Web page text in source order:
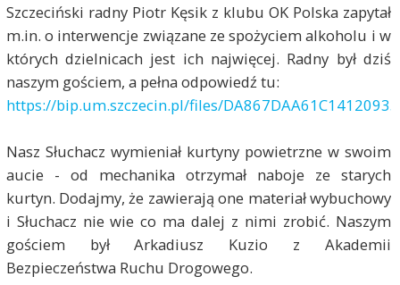
Szczeciński radny Piotr Kęsik z klubu OK Polska zapytał
m.in. o interwencje związane ze spożyciem alkoholu i w
których dzielnicach jest ich najwięcej. Radny był dziś
naszym gościem, a pełna odpowiedź tu:
https://bip.um.szczecin.pl/files/
Nasz Słuchacz wymieniał kurtyny powietrzne w swoim
aucie - od mechanika otrzymał naboje ze starych
kurtyn. Dodajmy, że zawierają one materiał wybuchowy
i Słuchacz nie wie co ma dalej z nimi zrobić. Naszym
gościem był Arkadiusz Kuzio z Akademii
Bezpieczeństwa Ruchu Drogowego.